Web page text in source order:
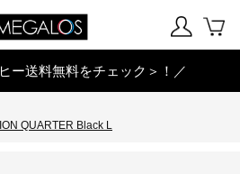
ー送料無料をチェック＞！／
QUARTER Black L